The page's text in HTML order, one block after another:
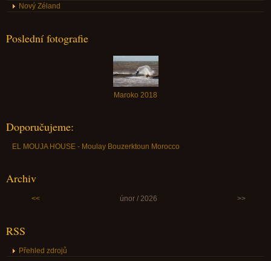
Nový Zéland
Poslední fotografie
Maroko 2018
Doporučujeme:
EL MOUJA HOUSE - Moulay Bouzerktoun Morocco
Archiv
<< únor / 2026 >>
RSS
Přehled zdrojů